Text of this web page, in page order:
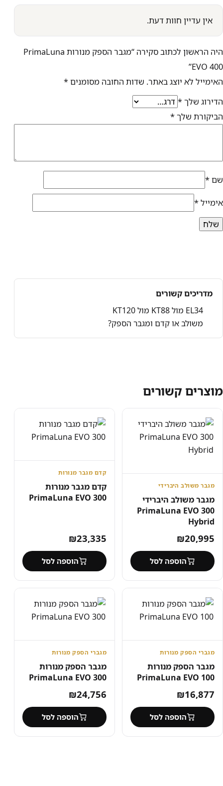
אין עדיין חוות דעת.
היה הראשון לכתוב סקירה “מגבר הספק מנורות PrimaLuna
EVO 400”
האימייל לא יוצג באתר. שדות החובה מסומנים *
הדירוג שלך*
הביקורת שלך*
שם *
אימייל*
מדריכים קשורים
EL34 מול KT88 מול KT120
משולב או קדם ומגבר הספק?
מוצרים קשורים
מגבר משולב היברידי
מגבר משולב היברידי
PrimaLuna EVO 300
Hybrid
₪20,995
הוספה לסל
קדם מגבר מנורות
קדם מגבר מנורות
PrimaLuna EVO 300
₪23,335
הוספה לסל
מגברי הספק מנורות
מגבר הספק מנורות
PrimaLuna EVO 100
₪16,877
הוספה לסל
מגברי הספק מנורות
מגבר הספק מנורות
PrimaLuna EVO 300
₪24,756
הוספה לסל